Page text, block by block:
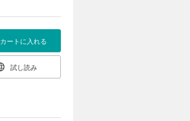
カートに入れる
試し読み